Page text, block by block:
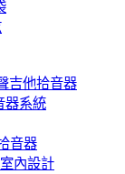
吉他拾音器
器系統
音器
內設計